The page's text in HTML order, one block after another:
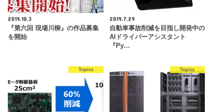
2019.10.3
『第六回 現場川柳』の作品募集
を開始
2019.7.29
自動車事故削減を目指し開発中の
AIドライバーアシスタント
『Py…
Topics Topics